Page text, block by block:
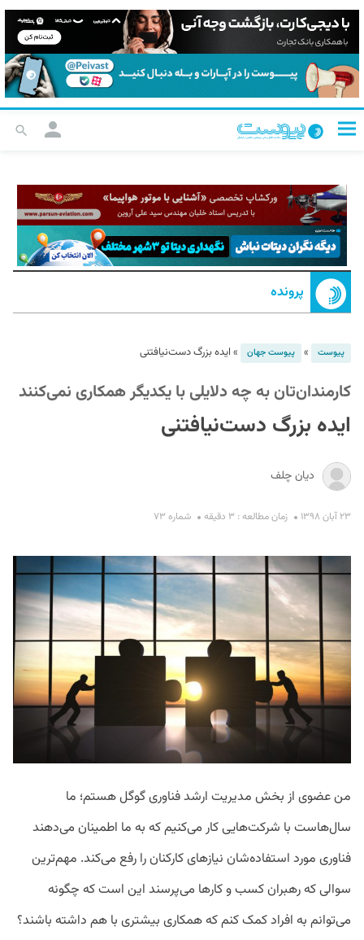
پرونده
پیوست » پیوست جهان » ایده بزرگ دست‌نیافتنی
کارمندان‌تان به چه دلایلی با یکدیگر همکاری نمی‌کنند
ایده بزرگ دست‌نیافتنی
دیان چلف
۲۳ آبان ۱۳۹۸ زمان مطالعه : ۳ دقیقه شماره ۷۳
من عضوی از بخش مدیریت ارشد فناوری گوگل هستم؛ ما
سال‌هاست با شرکت‌هایی کار می‌کنیم که به ما اطمینان می‌دهند
فناوری مورد استفاده‌شان نیازهای کارکنان را رفع می‌کند. مهم‌ترین
سوالی که رهبران کسب و کارها می‌پرسند این است که چگونه
می‌توانم به افراد کمک کنم که همکاری بیشتری با هم داشته باشند؟